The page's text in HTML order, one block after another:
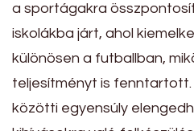
a sportágakra
iskolákba járt, ahol
különösen a futballban,
teljesítményt is
közötti egyensúly